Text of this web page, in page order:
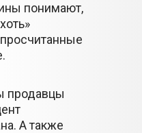
понимают,
продавцы
А также